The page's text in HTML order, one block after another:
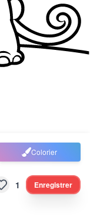
Colorier
1 Enregistrer